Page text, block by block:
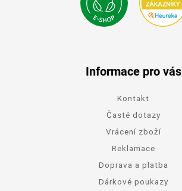
Informace pro vás
Kontakt
Časté dotazy
Vrácení zboží
Reklamace
Doprava a platba
Dárkové poukazy